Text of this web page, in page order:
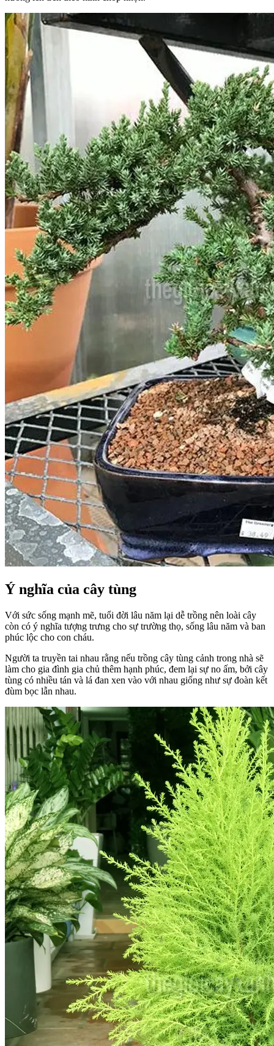
Ý nghĩa của cây tùng
Với sức sống mạnh mẽ, tuổi đời lâu năm lại dễ trồng nên loài cây
còn có ý nghĩa tượng trưng cho sự trường thọ, sống lâu năm và ban
phúc lộc cho con cháu.
Người ta truyền tai nhau rằng nếu trồng cây tùng cảnh trong nhà sẽ
làm cho gia đình gia chủ thêm hạnh phúc, đem lại sự no ấm, bởi cây
tùng có nhiều tán và lá đan xen vào với nhau giống như sự đoàn kết
đùm bọc lẫn nhau.